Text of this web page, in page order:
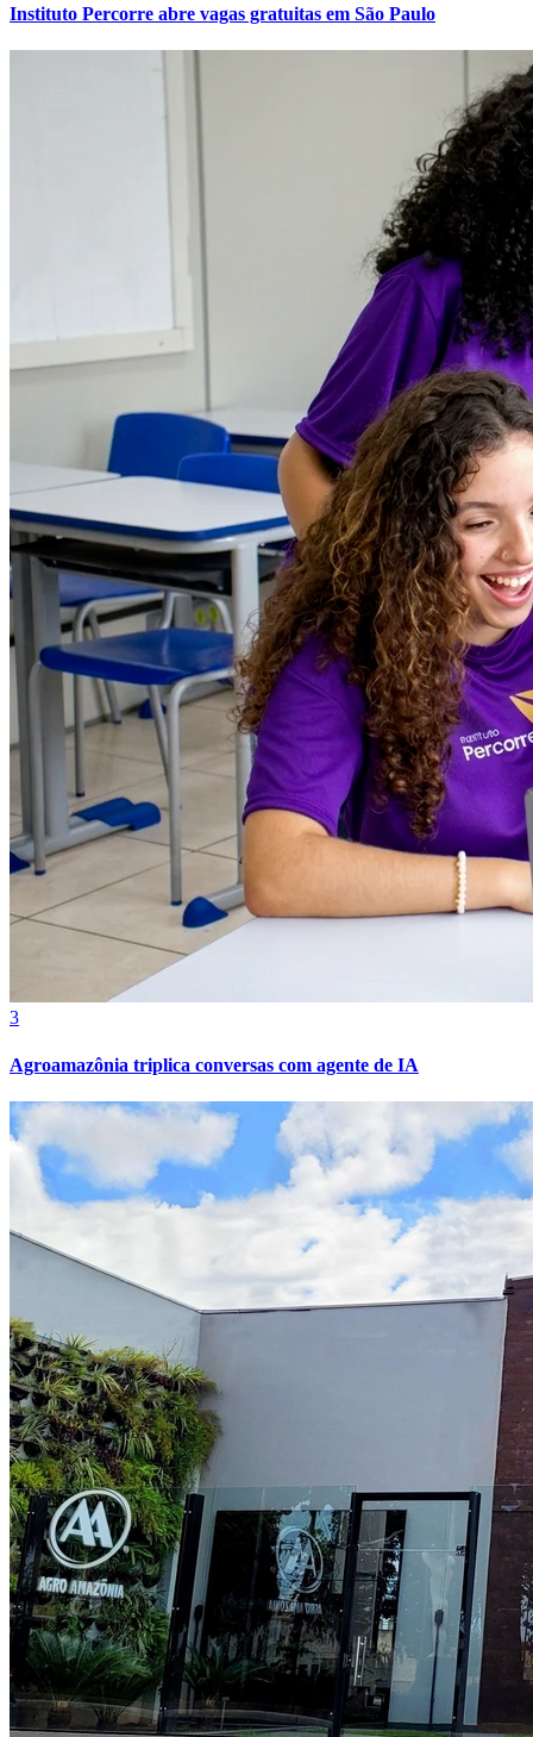
Internacional
Atlético-MG
Cruzeiro
Instituto Percorre abre vagas gratuitas em São Paulo
3
Agroamazônia triplica conversas com agente de IA